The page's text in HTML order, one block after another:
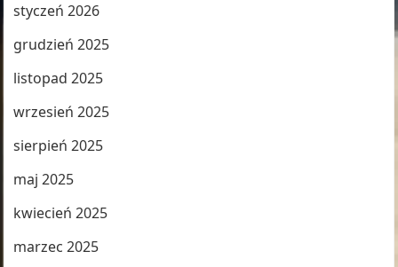
styczeń 2026
grudzień 2025
listopad 2025
wrzesień 2025
sierpień 2025
maj 2025
kwiecień 2025
marzec 2025